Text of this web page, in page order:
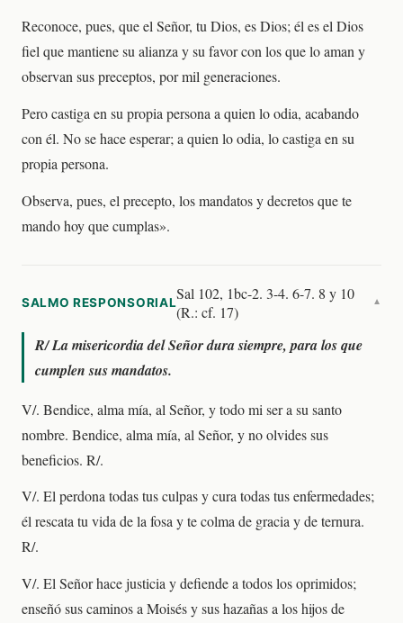
Reconoce, pues, que el Señor, tu Dios, es Dios; él es el Dios
fiel que mantiene su alianza y su favor con los que lo aman y
observan sus preceptos, por mil generaciones.
Pero castiga en su propia persona a quien lo odia, acabando
con él. No se hace esperar; a quien lo odia, lo castiga en su
propia persona.
Observa, pues, el precepto, los mandatos y decretos que te
mando hoy que cumplas».
SALMO RESPONSORIALSal 102, 1bc-2. 3-4. 6-7. 8 y 10
(R.: cf. 17)
▼
R/La misericordia del Señor dura siempre, para los que
cumplen sus mandatos.
V/. Bendice, alma mía, al Señor, y todo mi ser a su santo
nombre. Bendice, alma mía, al Señor, y no olvides sus
beneficios. R/.
V/. El perdona todas tus culpas y cura todas tus enfermedades;
él rescata tu vida de la fosa y te colma de gracia y de ternura.
R/.
V/. El Señor hace justicia y defiende a todos los oprimidos;
enseñó sus caminos a Moisés y sus hazañas a los hijos de